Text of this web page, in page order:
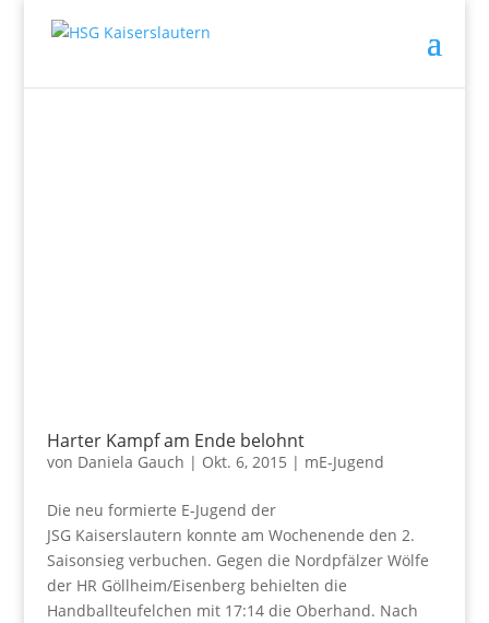
Harter Kampf am Ende belohnt
von Daniela Gauch | Okt. 6, 2015 | mE-Jugend
Die neu formierte E-Jugend der
JSG Kaiserslautern konnte am Wochenende den 2.
Saisonsieg verbuchen. Gegen die Nordpfälzer Wölfe
der HR Göllheim/Eisenberg behielten die
Handballteufelchen mit 17:14 die Oberhand. Nach